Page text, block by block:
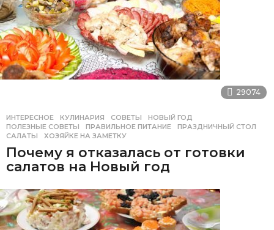
29074
ИНТЕРЕСНОЕ ,КУЛИНАРИЯ ,СОВЕТЫ НОВЫЙ ГОД
ПОЛЕЗНЫЕ СОВЕТЫ
,ПРАВИЛЬНОЕ ПИТАНИЕ ,ПРАЗДНИЧНЫЙ СТОЛ
САЛАТЫ
,ХОЗЯЙКЕ НА ЗАМЕТКУ
Почему я отказалась от готовки
салатов на Новый год